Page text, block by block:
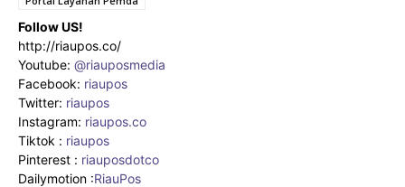
Follow US!
http://riaupos.co/
Youtube: @riauposmedia
Facebook: riaupos
Twitter: riaupos
Instagram: riaupos.co
Tiktok : riaupos
Pinterest : riauposdotco
Dailymotion :RiauPos